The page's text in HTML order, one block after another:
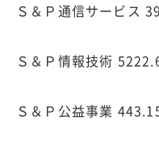
Ｓ＆Ｐ通信サービス
Ｓ＆Ｐ情報技術
Ｓ＆Ｐ公益事業